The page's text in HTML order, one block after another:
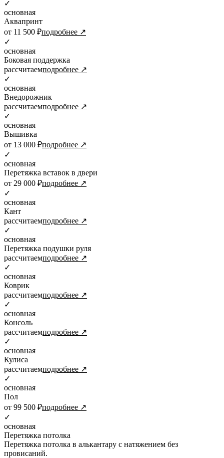
✓
основная
Аквапринт
от 11 500 ₽подробнее ↗
✓
основная
Боковая поддержка
рассчитаемподробнее ↗
✓
основная
Внедорожник
рассчитаемподробнее ↗
✓
основная
Вышивка
от 13 000 ₽подробнее ↗
✓
основная
Перетяжка вставок в двери
от 29 000 ₽подробнее ↗
✓
основная
Кант
рассчитаемподробнее ↗
✓
основная
Перетяжка подушки руля
рассчитаемподробнее ↗
✓
основная
Коврик
рассчитаемподробнее ↗
✓
основная
Консоль
рассчитаемподробнее ↗
✓
основная
Кулиса
рассчитаемподробнее ↗
✓
основная
Пол
от 99 500 ₽подробнее ↗
✓
основная
Перетяжка потолка
Перетяжка потолка в алькантару с натяжением без
провисаний.